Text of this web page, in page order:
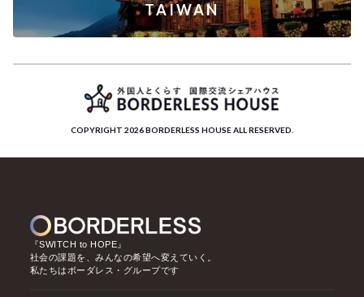
TAIWAN
COPYRIGHT 2026 BORDERLESS HOUSE ALL RESERVED.
『SWITCH to HOPE』
社会の課題を、みんなの希望へ変えていく。
私たちはボーダレス・グループです